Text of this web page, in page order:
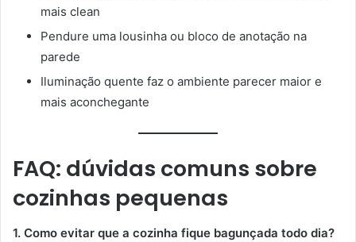
mais clean
Pendure uma lousinha ou bloco de anotação na
parede
Iluminação quente faz o ambiente parecer maior e
mais aconchegante
FAQ: dúvidas comuns sobre
cozinhas pequenas
1. Como evitar que a cozinha fique bagunçada todo dia?